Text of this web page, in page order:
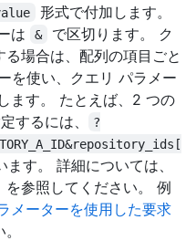
形式で付加します。
は
&
で区切ります。 ク
場合は、配列の項目ごと
を使い、クエリ パラメー
ます。 たとえば、2 つの
するには、
?
ます。 詳細については、
を参照してください。 例
メーターを使用した要求